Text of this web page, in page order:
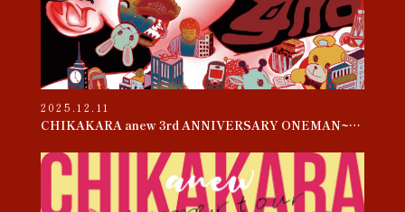
2025.12.11
CHIKAKARA anew 3rd ANNIVERSARY ONEMAN~母胎~